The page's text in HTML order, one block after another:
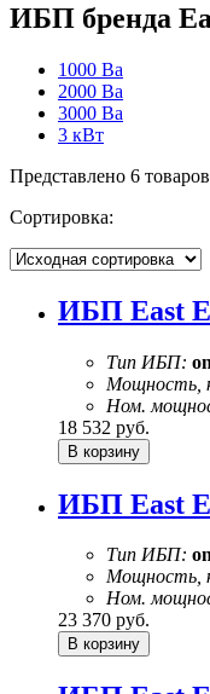
ИБП бренда
1000 Ва
2000 Ва
3000 Ва
3 кВт
Представлено 6 товаров
Сортировка:
ИБП East
Тип ИБП:
Мощность,
Ном.
18 532 руб.
ИБП East
Тип ИБП:
Мощность,
Ном.
23 370 руб.